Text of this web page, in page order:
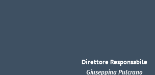
Direttore Responsabile
Giuseppina Pulcrano